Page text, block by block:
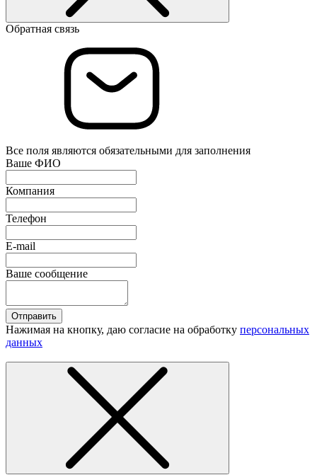
Обратная связь
Все поля являются обязательными для заполнения
Ваше ФИО
Компания
Телефон
E-mail
Ваше сообщение
Отправить
Нажимая на кнопку, даю согласие на обработку персональных
данных